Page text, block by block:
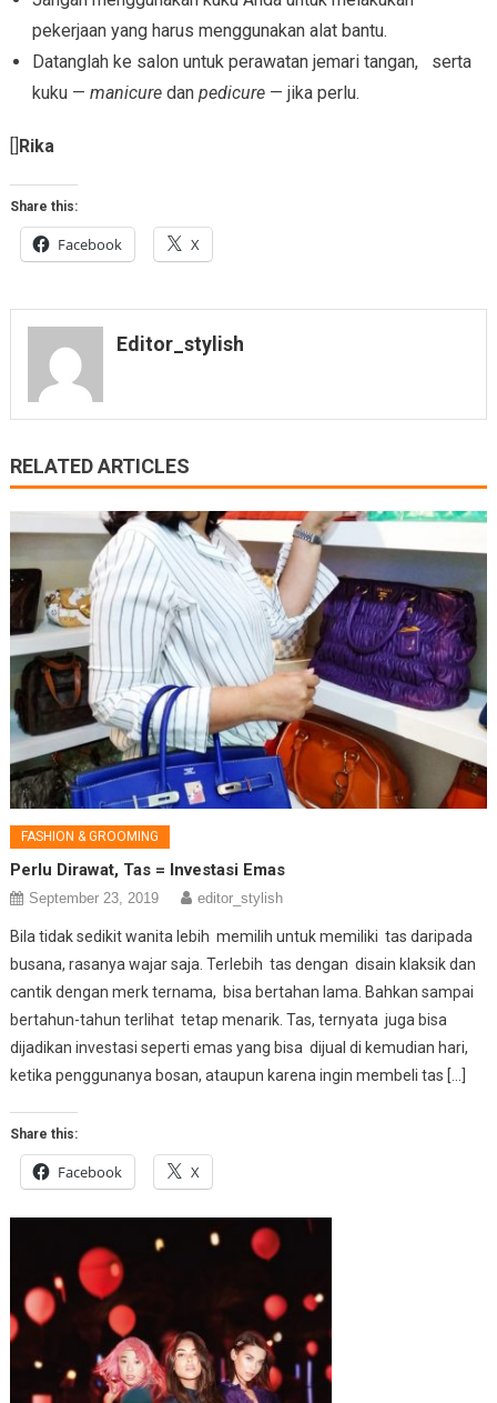
pekerjaan yang harus menggunakan alat bantu.
Datanglah ke salon untuk perawatan jemari tangan, serta
kuku — manicuredan pedicure— jika perlu.
[]Rika
Share this:
Facebook X
Editor_stylish
RELATED ARTICLES
FASHION & GROOMING
Perlu Dirawat, Tas = Investasi Emas
September 23, 2019 editor_stylish
Bila tidak sedikit wanita lebih memilih untuk memiliki tas daripada
busana, rasanya wajar saja. Terlebih tas dengan disain klaksik dan
cantik dengan merk ternama, bisa bertahan lama. Bahkan sampai
bertahun-tahun terlihat tetap menarik. Tas, ternyata juga bisa
dijadikan investasi seperti emas yang bisa dijual di kemudian hari,
ketika penggunanya bosan, ataupun karena ingin membeli tas […]
Share this:
Facebook X